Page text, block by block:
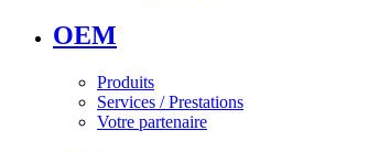
OEM
Produits
Services / Prestations
Votre partenaire